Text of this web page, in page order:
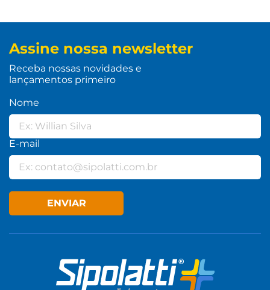
Assine nossa newsletter
Receba nossas novidades e
lançamentos primeiro
Nome
E-mail
ENVIAR